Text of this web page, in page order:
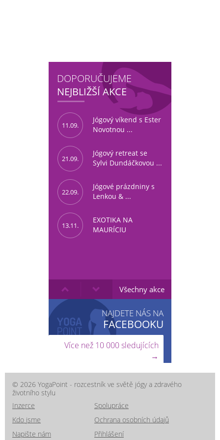
DOPORUČUJEME
NEJBLIŽŠÍ AKCE
11.09.
Jógový víkend s Ester
Novotnou ...
21.09.
Jógový retreat se
Sylvi Dundáčkovou ...
22.09.
Jógové prázdniny s
Lenkou & ...
13.11.
EXOTIKA NA
MAURÍCIU
Všechny akce
NAJDETE NÁS NA
FACEBOOKU
Více než 10 000 sledujících
→
© 2026 YogaPoint - rozcestník ve světě jógy a zdravého
životního stylu
Inzerce
Spolupráce
Kdo jsme
Ochrana osobních údajů
Napište nám
Přihlášení